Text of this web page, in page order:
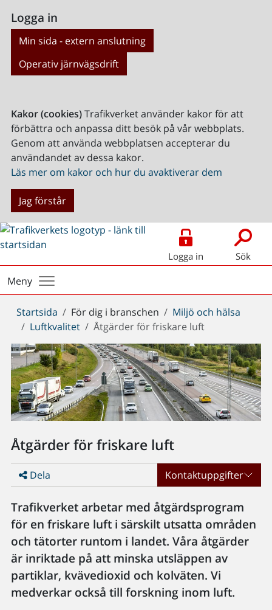
Logga in
Min sida - extern anslutning
Operativ järnvägsdrift
Kakor (cookies)Trafikverket använder kakor för att
förbättra och anpassa ditt besök på vår webbplats.
Genom att använda webbplatsen accepterar du
användandet av dessa kakor.
Läs mer om kakor och hur du avaktiverar dem
Jag förstår
Logga in Sök
Meny
Du
är
här:
Startsida För dig i branschen
Miljö och hälsa
Luftkvalitet
Åtgärder för friskare luft
Åtgärder för friskare luft
Dela Kontaktuppgifter
Trafikverket arbetar med åtgärdsprogram
för en friskare luft i särskilt utsatta områden
och tätorter runtom i landet. Våra åtgärder
är inriktade på att minska utsläppen av
partiklar, kvävedioxid och kolväten. Vi
medverkar också till forskning inom luft.